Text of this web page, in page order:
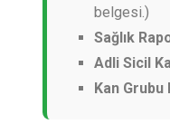
belgesi.)
Sağlık
Adli Sicil
Kan Grubu